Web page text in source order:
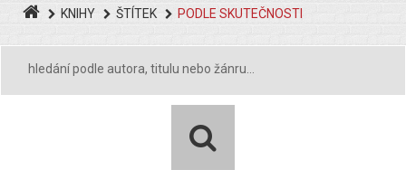
KNIHY ŠTÍTEK PODLE SKUTEČNOSTI